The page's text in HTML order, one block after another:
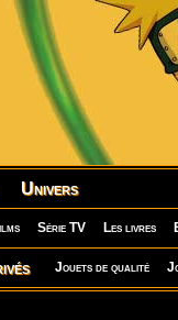
Univers
Série TV Les livres
Jouets de qualité